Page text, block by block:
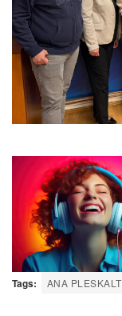
Tags: ANA PLESKALT